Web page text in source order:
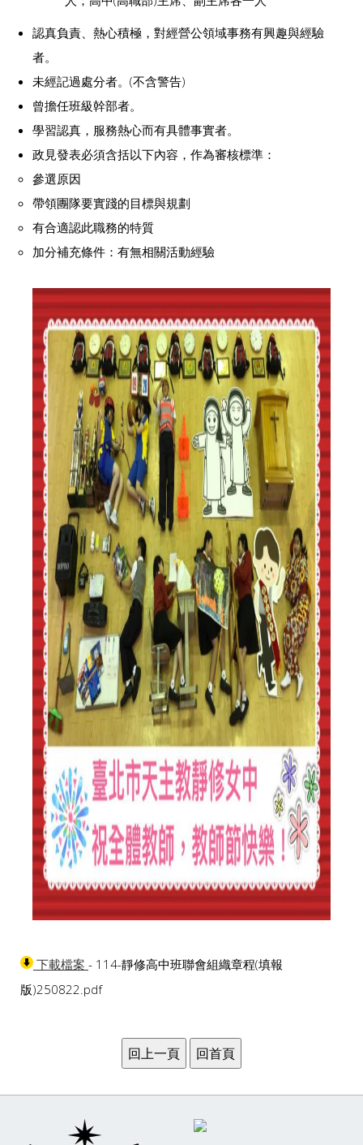
認真負責、熱心積極，對經營公領域事務有興趣與經驗
者。
未經記過處分者。(不含警告)
曾擔任班級幹部者。
學習認真，服務熱心而有具體事實者。
政見發表必須含括以下內容，作為審核標準：
參選原因
帶領團隊要實踐的目標與規劃
有合適認此職務的特質
加分補充條件：有無相關活動經驗
下載檔案 - 114-靜修高中班聯會組織章程(填報
版)250822.pdf